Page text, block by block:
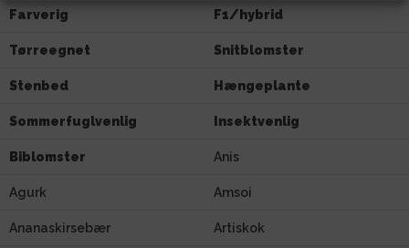
Farverig F1/hybrid
Tørreegnet Snitblomster
Stenbed Hængeplante
Sommerfuglvenlig Insektvenlig
Biblomster Anis
Agurk Amsoi
Ananaskirsebær Artiskok